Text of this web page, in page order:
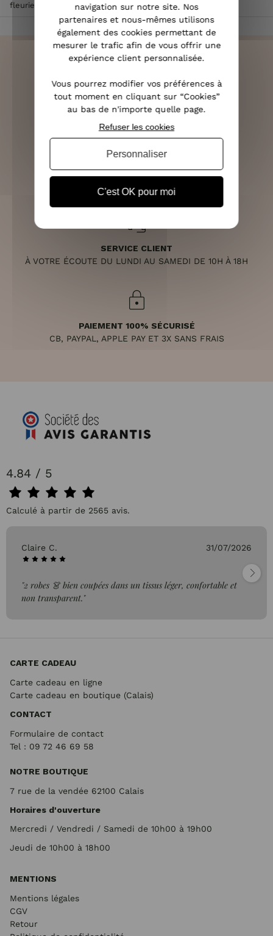
fleuries beiges Cybéla
LIVRAISON RAPIDE
OFFERTE DÈS 70€
RETOURS SOUS 14 JOURS
SERVICE CLIENT
À VOTRE ÉCOUTE DU LUNDI AU SAMEDI DE 10H À 18H
PAIEMENT 100% SÉCURISÉ
CB, PAYPAL, APPLE PAY ET 3X SANS FRAIS
4.84 / 5
Calculé à partir de 2565 avis.
Claire C. 31/07/2026
"2 robes 👗 bien coupées dans un tissus léger, confortable et
non transparent."
CARTE CADEAU
Carte cadeau en ligne
Carte cadeau en boutique (Calais)
CONTACT
Formulaire de contact
Tel : 09 72 46 69 58
NOTRE BOUTIQUE
7 rue de la vendée 62100 Calais
Horaires d'ouverture
Mercredi / Vendredi / Samedi de 10h00 à 19h00
Jeudi de 10h00 à 18h00
MENTIONS
Mentions légales
CGV
Retour
navigation sur notre site. Nos
partenaires et nous-mêmes utilisons
également des cookies permettant de
mesurer le trafic afin de vous offrir une
expérience client personnalisée.
Vous pourrez modifier vos préférences à
tout moment en cliquant sur “Cookies”
au bas de n'importe quelle page.
C'est OK pour moi
Refuser les cookies
Personnaliser